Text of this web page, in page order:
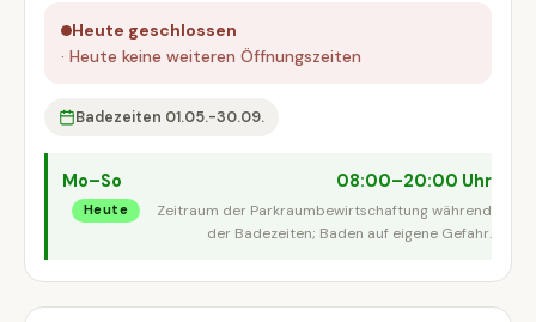
Heute geschlossen
· Heute keine weiteren Öffnungszeiten
Badezeiten 01.05.-30.09.
Mo–So
Heute
08:00–20:00 Uhr
Zeitraum der Parkraumbewirtschaftung während
der Badezeiten; Baden auf eigene Gefahr.